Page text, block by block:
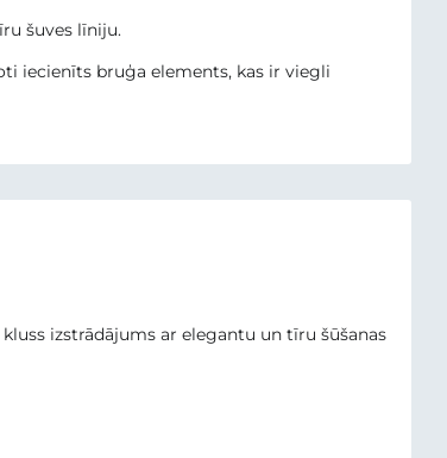
šuves līniju.
iecienīts bruģa elements, kas ir viegli
izstrādājums ar elegantu un tīru šūšanas